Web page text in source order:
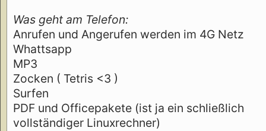
Was geht am Telefon:
Anrufen und Angerufen werden im 4G Netz
Whattsapp
MP3
Zocken ( Tetris <3 )
Surfen
PDF und Officepakete (ist ja ein schließlich
vollständiger Linuxrechner)